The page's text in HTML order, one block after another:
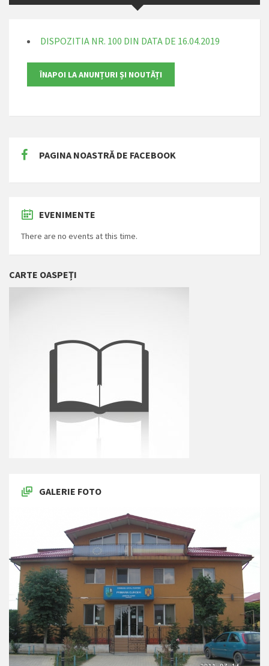
DISPOZITIA NR. 100 DIN DATA DE 16.04.2019
PAGINA NOASTRĂ DE FACEBOOK
EVENIMENTE
There are no events at this time.
CARTE OASPEȚI
GALERIE FOTO